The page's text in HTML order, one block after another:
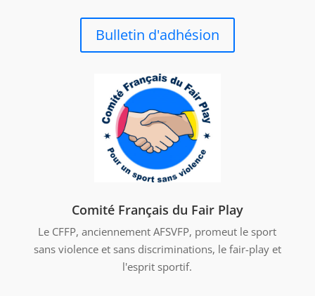
Bulletin d'adhésion
Comité Français du Fair Play
Le CFFP, anciennement AFSVFP, promeut le sport
sans violence et sans discriminations, le fair-play et
l'esprit sportif.